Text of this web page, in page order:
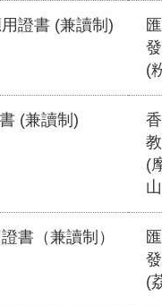
證書 (兼讀制)
(
(兼讀制)
(
書（兼讀制）
(